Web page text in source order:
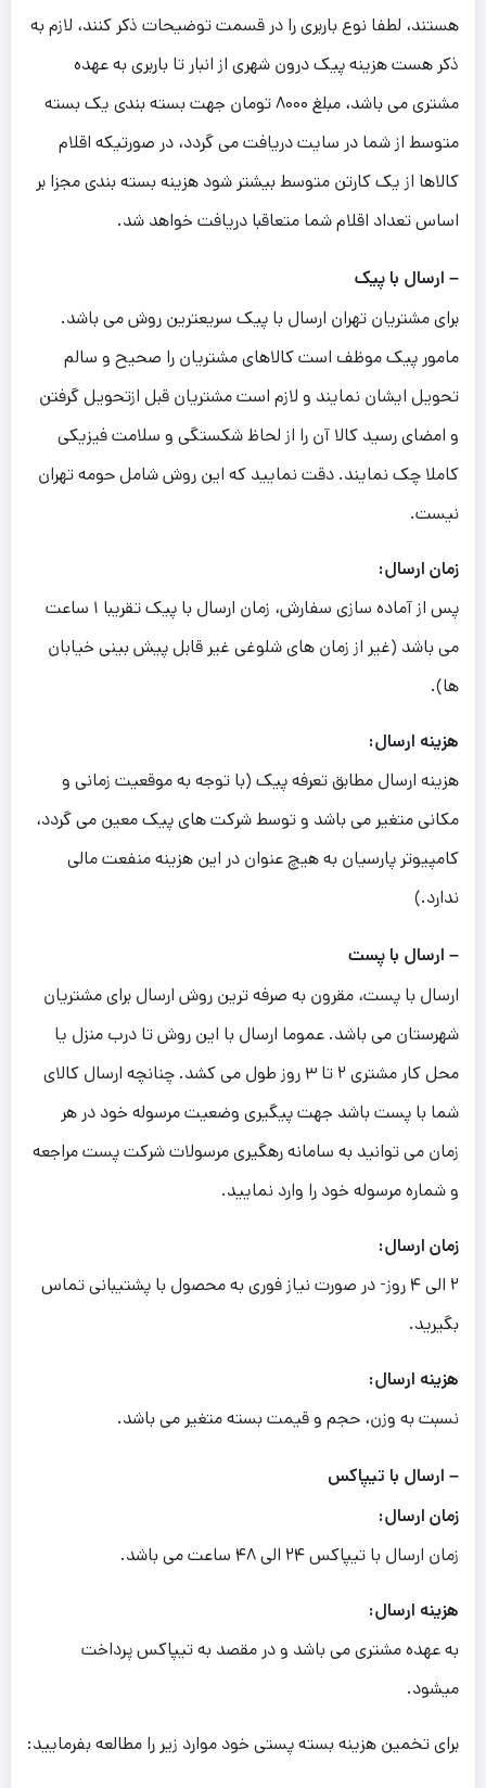
هستند، لطفا نوع باربری را در قسمت توضیحات ذکر کنند، لازم به
ذکر هست هزینه پیک درون شهری از انبار تا باربری به عهده
مشتری می باشد، مبلغ ۸۰۰۰ تومان جهت بسته بندی یک بسته
متوسط از شما در سایت دریافت می گردد، در صورتیکه اقلام
کالاها از یک کارتن متوسط بیشتر شود هزینه بسته بندی مجزا بر
اساس تعداد اقلام شما متعاقبا دریافت خواهد شد.
– ارسال با پیک
برای مشتریان تهران ارسال با پیک سریعترین روش می باشد.
مامور پیک موظف است کالاهای مشتریان را صحیح و سالم
تحویل ایشان نمایند و لازم است مشتریان قبل ازتحویل گرفتن
و امضای رسید کالا آن را از لحاظ شکستگی و سلامت فیزیکی
کاملا چک نمایند. دقت نمایید که این روش شامل حومه تهران
نیست.
زمان ارسال:
پس از آماده سازی سفارش، زمان ارسال با پیک تقریبا ۱ ساعت
می باشد (غیر از زمان های شلوغی غیر قابل پیش بینی خیابان
ها).
هزینه ارسال:
هزینه ارسال مطابق تعرفه پیک (با توجه به موقعیت زمانی و
مکانی متغیر می باشد و توسط شرکت های پیک معین می گردد،
کامپیوتر پارسیان به هیچ عنوان در این هزینه منفعت مالی
ندارد.)
– ارسال با پست
ارسال با پست، مقرون به صرفه ترین روش ارسال برای مشتریان
شهرستان می باشد. عموما ارسال با این روش تا درب منزل یا
محل کار مشتری ۲ تا ۳ روز طول می کشد. چنانچه ارسال کالای
شما با پست باشد جهت پیگیری وضعیت مرسوله خود در هر
زمان می توانید به سامانه رهگیری مرسولات شرکت پست مراجعه
و شماره مرسوله خود را وارد نمایید.
زمان ارسال:
۲ الی ۴ روز- در صورت نیاز فوری به محصول با پشتیبانی تماس
بگیرید.
هزینه ارسال:
نسبت به وزن، حجم و قیمت بسته متغیر می باشد.
– ارسال با تیپاکس
زمان ارسال:
زمان ارسال با تیپاکس ۲۴ الی ۴۸ ساعت می باشد.
هزینه ارسال:
به عهده مشتری می باشد و در مقصد به تیپاکس پرداخت
میشود.
برای تخمین هزینه بسته پستی خود موارد زیر را مطالعه بفرمایید: